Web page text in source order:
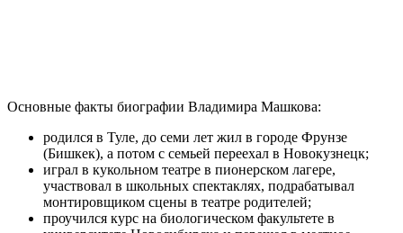
Основные факты биографии Владимира Машкова:
родился в Туле, до семи лет жил в городе Фрунзе
(Бишкек), а потом с семьей переехал в Новокузнецк;
играл в кукольном театре в пионерском лагере,
участвовал в школьных спектаклях, подрабатывал
монтировщиком сцены в театре родителей;
проучился курс на биологическом факультете в